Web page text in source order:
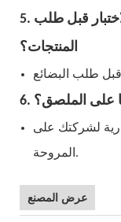
5. هل يمكنني الحصول على عينات للاختبار قبل طلب
المنتجات؟
طلب البضائع
على الملصق؟
لشركتك على
المروحة.
عرض المصنع